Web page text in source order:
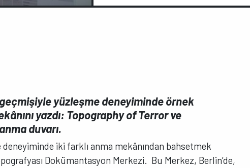
yüzleşme deneyiminde örnek
yazdı: Topography of Terror ve
duvarı.
iki farklı anma mekânından bahsetmek
Dokümantasyon Merkezi. Bu Merkez, Berlin’de,